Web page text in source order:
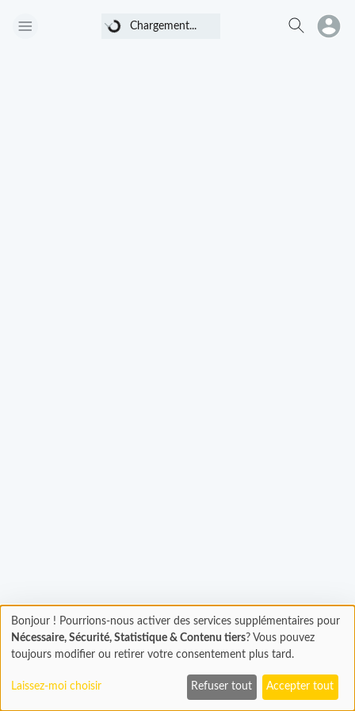
Chargement...
Chargement
En cours...
Bonjour ! Pourrions-nous activer des services supplémentaires pour
Nécessaire, Sécurité, Statistique & Contenu tiers? Vous pouvez
toujours modifier ou retirer votre consentement plus tard.
Laissez-moi choisir Refuser tout Accepter tout